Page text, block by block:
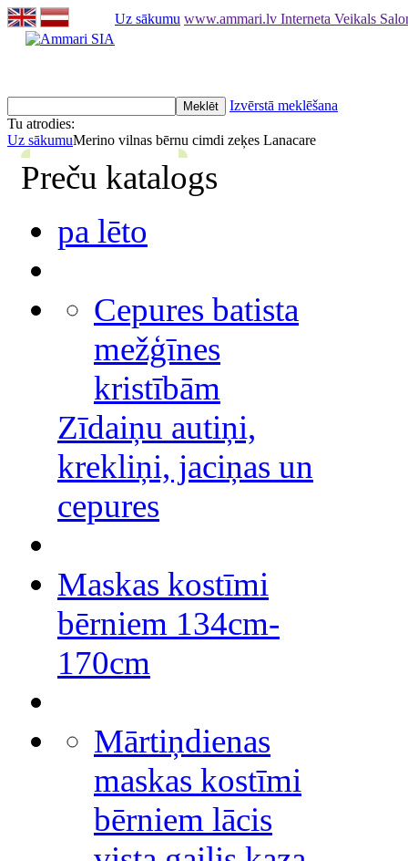
Uz sākumu www.ammari.lv Interneta Veikals
Izvērstā meklēšana
Tu atrodies:
Uz sākumuMerino vilnas bērnu cimdi zeķes Lanacare
Preču katalogs
pa lēto
Cepures batista
mežģīnes
kristībām
Zīdaiņu autiņi,
krekliņi, jaciņas un
cepures
Maskas kostīmi
bērniem 134cm-
170cm
Mārtiņdienas
maskas kostīmi
bērniem lācis